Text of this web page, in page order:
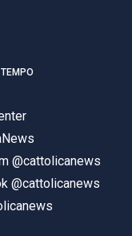
@cattolicanews
@cattolicanews